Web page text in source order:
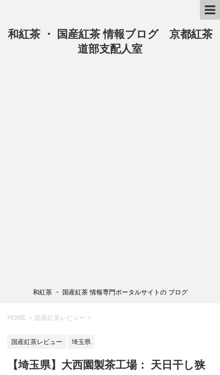
和紅茶 ・ 国産紅茶 情報ブログ 京都紅茶
道部支配人室
和紅茶 ・ 国産紅茶 情報専門ポータルサイトの ブログ
HOME > 国産紅茶レビュー >
国産紅茶レビュー 埼玉県
【埼玉県】大西園製茶工場： 天日干し狭